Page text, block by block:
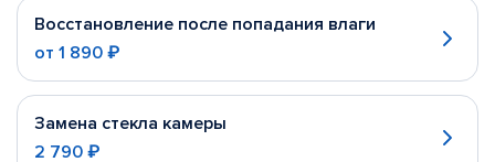
Восстановление после попадания влаги
от 1 890 ₽
Замена стекла камеры
2 790 ₽